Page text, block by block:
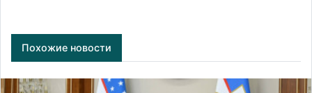
Похожие новости